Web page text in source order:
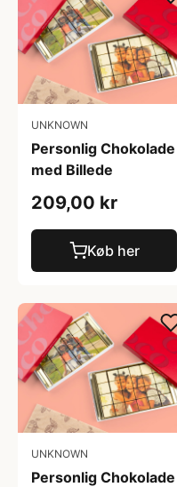
UNKNOWN
Personlig Chokolade
med Billede
209,00 kr
Køb her
UNKNOWN
Personlig Chokolade